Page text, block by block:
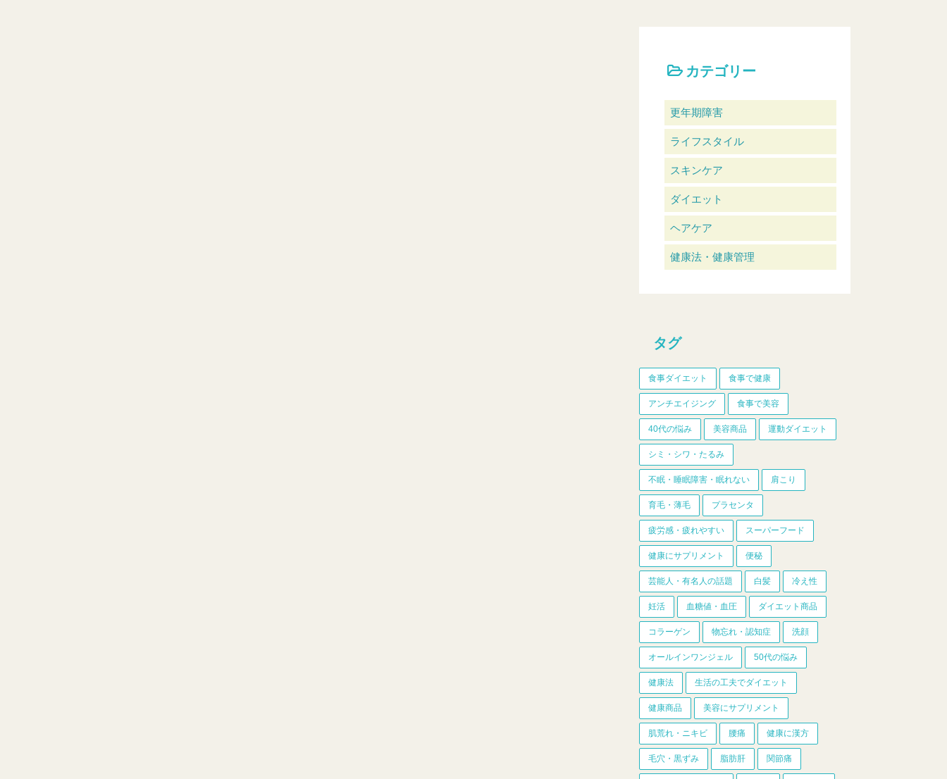
カテゴリー
更年期障害
ライフスタイル
スキンケア
ダイエット
ヘアケア
健康法・健康管理
タグ
食事ダイエット 食事で健康
アンチエイジング 食事で美容
40代の悩み 美容商品 運動ダイエット
シミ・シワ・たるみ
不眠・睡眠障害・眠れない 肩こり
育毛・薄毛 プラセンタ
疲労感・疲れやすい スーパーフード
健康にサプリメント 便秘
芸能人・有名人の話題 白髪 冷え性
妊活 血糖値・血圧 ダイエット商品
コラーゲン 物忘れ・認知症 洗顔
オールインワンジェル 50代の悩み
健康法 生活の工夫でダイエット
健康商品 美容にサプリメント
肌荒れ・ニキビ 腰痛 健康に漢方
毛穴・黒ずみ 脂肪肝 関節痛